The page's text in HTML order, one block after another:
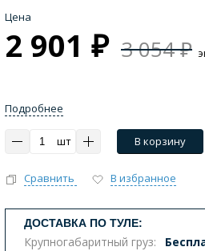
Цена
2 901 ₽ 3 054 ₽
Подробнее
шт В корзину
Сравнить В избранное
ДОСТАВКА ПО ТУЛЕ:
Крупногабаритный груз: